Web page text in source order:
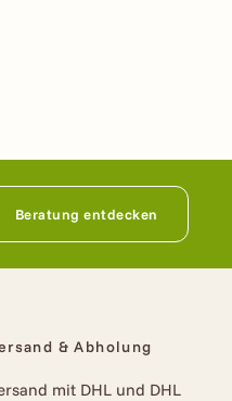
Beratung entdecken
& Abholung
mit DHL und DHL